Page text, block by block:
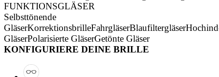
FUNKTIONSGLÄSER
Selbsttönende
GläserKorrektionsbrilleFahrgläserBlaufiltergläser
GläserPolarisierte GläserGetönte Gläser
KONFIGURIERE DEINE BRILLE